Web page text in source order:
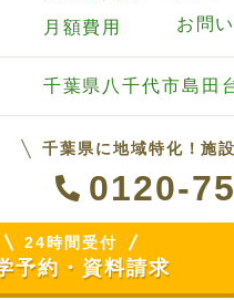
月額費用 お問
千葉県八千代市島田
千葉県に地域特化！施
0120-
24時間受付
予約・資料請求